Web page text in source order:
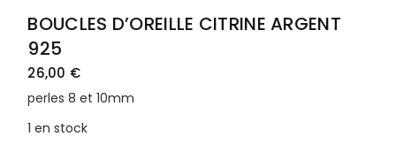
BOUCLES D’OREILLE CITRINE ARGENT
925
26,00 €
perles 8 et 10mm
1 en stock